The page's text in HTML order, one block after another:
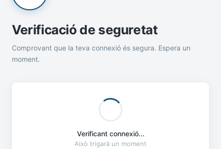
Verificació de seguretat
Comprovant que la teva connexió és segura. Espera un
moment.
Verificant connexió...
Això trigarà un moment